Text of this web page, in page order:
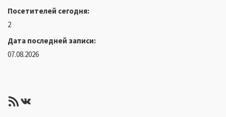
Посетителей сегодня:
2
Дата последней записи:
07.08.2026
RSS-лентаВКонтакте